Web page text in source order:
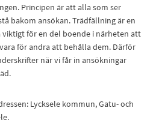
Principen är att alla som ser
bakom ansökan. Trädfällning är en
viktigt för en del boende i närheten att
för andra att behålla dem. Därför
när vi får in ansökningar
Lycksele kommun, Gatu- och